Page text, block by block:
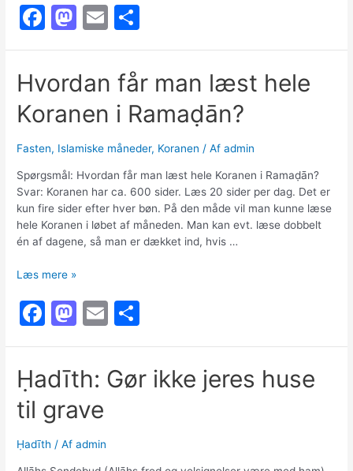
bør
vi
i
Ramaḍān?
F
a
e
b
o
o
k
M
a
st
o
d
o
n
E
m
ai
l
h
e
Hvordan får man læst hele
Koranen i Ramaḍān?
Fasten, Islamiske måneder, Koranen / Afadmin
Spørgsmål: Hvordan får man læst hele Koranen i Ramaḍān?
Svar: Koranen har ca. 600 sider. Læs 20 sider per dag. Det er
kun fire sider efter hver bøn. På den måde vil man kunne læse
hele Koranen i løbet af måneden. Man kan evt. læse dobbelt
én af dagene, så man er dækket ind, hvis …
Hvordan
man
læst
i
Ramaḍān?
Læs mere »
F
a
c
e
b
o
o
M
a
st
o
d
o
n
E
m
ai
l
h
ar
e
Ḥadīth: Gør ikke jeres huse
til grave
Ḥadīth / Afadmin